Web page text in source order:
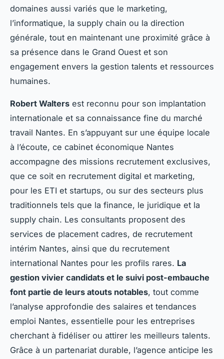
domaines aussi variés que le marketing,
l’informatique, la supply chain ou la direction
générale, tout en maintenant une proximité grâce à
sa présence dans le Grand Ouest et son
engagement envers la gestion talents et ressources
humaines.
Robert Walters est reconnu pour son implantation
internationale et sa connaissance fine du marché
travail Nantes. En s’appuyant sur une équipe locale
à l’écoute, ce cabinet économique Nantes
accompagne des missions recrutement exclusives,
que ce soit en recrutement digital et marketing,
pour les ETI et startups, ou sur des secteurs plus
traditionnels tels que la finance, le juridique et la
supply chain. Les consultants proposent des
services de placement cadres, de recrutement
intérim Nantes, ainsi que du recrutement
international Nantes pour les profils rares. La
gestion vivier candidats et le suivi post-embauche
font partie de leurs atouts notables, tout comme
l’analyse approfondie des salaires et tendances
emploi Nantes, essentielle pour les entreprises
cherchant à fidéliser ou attirer les meilleurs talents.
Grâce à un partenariat durable, l’agence anticipe les